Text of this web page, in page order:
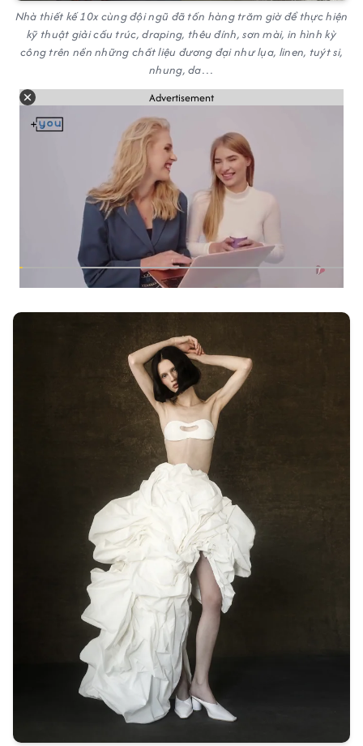
Nhà thiết kế 10x cùng đội ngũ đã tốn hàng trăm giờ để thực hiện
kỹ thuật giải cấu trúc, draping, thêu đính, sơn mài, in hình kỳ
công trên nền những chất liệu đương đại như lụa, linen, tuýt si,
nhung, da…
Advertisement